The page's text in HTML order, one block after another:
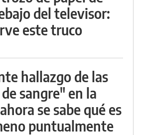
del televisor:
este truco
hallazgo de las
sangre" en la
se sabe qué es
puntualmente